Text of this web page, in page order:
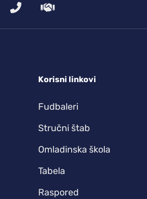
Korisni linkovi
Fudbaleri
Stručni štab
Omladinska škola
Tabela
Raspored